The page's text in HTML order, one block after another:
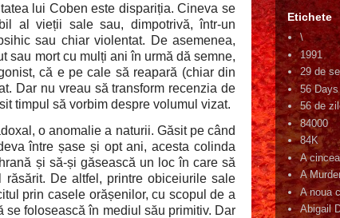
lui Coben este dispariția. Cineva se
al vieții sale sau, dimpotrivă, într-un
sau chiar violentat. De asemenea,
sau mort cu mulți ani în urmă dă semne,
că e pe cale să reapară (chiar din
Dar nu vreau să transform recenzia de
timpul să vorbim despre volumul vizat.
o anomalie a naturii. Găsit pe când
între șase și opt ani, acesta colinda
și să-și găsească un loc în care să
De altfel, printre obiceiurile sale
prin casele orășenilor, cu scopul de a
folosească în mediul său primitiv. Dar
Etichete
\
1991
29 de
56 Days
56 de
84000
84K
A
A
A noua
Abigail